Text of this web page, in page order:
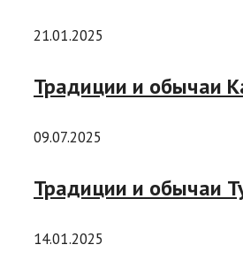
21.01.2025
Традиции и обычаи
09.07.2025
Традиции и обычаи
14.01.2025